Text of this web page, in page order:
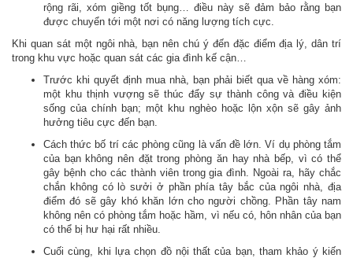
rộng rãi, xóm giềng tốt bụng… điều này sẽ đảm bảo rằng bạn
được chuyển tới một nơi có năng lượng tích cực.
Khi quan sát một ngôi nhà, bạn nên chú ý đến đặc điểm địa lý, dân trí
trong khu vực hoặc quan sát các gia đình kế cận…
Trước khi quyết định mua nhà, bạn phải biết qua về hàng xóm:
một khu thịnh vượng sẽ thúc đẩy sự thành công và điều kiện
sống của chính bạn; một khu nghèo hoặc lộn xộn sẽ gây ảnh
hưởng tiêu cực đến bạn.
Cách thức bố trí các phòng cũng là vấn đề lớn. Ví dụ phòng tắm
của bạn không nên đặt trong phòng ăn hay nhà bếp, vì có thể
gây bệnh cho các thành viên trong gia đình. Ngoài ra, hãy chắc
chắn không có lò sưởi ở phần phía tây bắc của ngôi nhà, địa
điểm đó sẽ gây khó khăn lớn cho người chồng. Phần tây nam
không nên có phòng tắm hoặc hầm, vì nếu có, hôn nhân của bạn
có thể bị hư hại rất nhiều.
Cuối cùng, khi lựa chọn đồ nội thất của bạn, tham khảo ý kiến